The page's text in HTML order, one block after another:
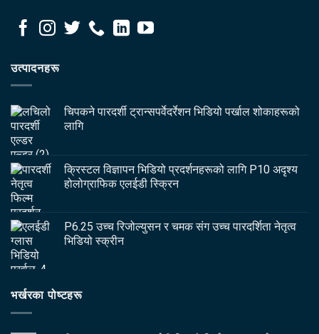
उत्पादनहरू
चिपकने पारदर्शी ट्रान्सपर्वेदर्रेशन भिडियो पर्खाल शोकाहरूको
लागि
क्रिस्टल विज्ञापन भिडियो प्रदर्शनहरूको लागि P10 अदृश्य
होलोग्राफिक एलईडी स्क्रिन
P6.25 उच्च रिजोल्युसन र चमक संग उच्च पारदर्शिता नेतृत्व
भिडियो स्क्रीन
भर्खरका पोष्टहरू